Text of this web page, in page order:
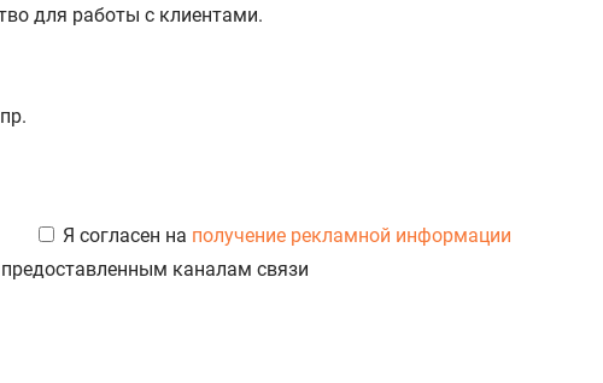
для работы с клиентами.
Я согласен на получение рекламной информации
каналам связи